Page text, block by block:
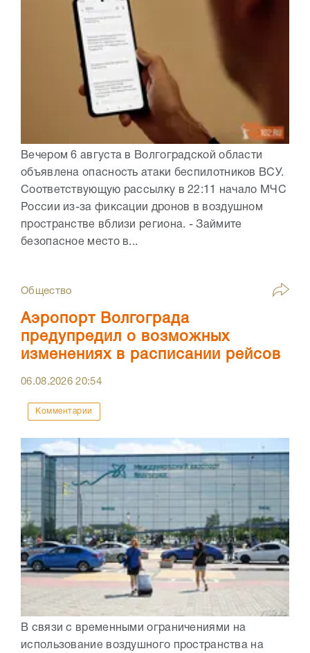
Вечером 6 августа в Волгоградской области
объявлена опасность атаки беспилотников ВСУ.
Соответствующую рассылку в 22:11 начало МЧС
России из-за фиксации дронов в воздушном
пространстве вблизи региона. - Займите
безопасное место в...
Общество
Аэропорт Волгограда
предупредил о возможных
изменениях в расписании рейсов
06.08.202620:54
Комментарии
В связи с временными ограничениями на
использование воздушного пространства на